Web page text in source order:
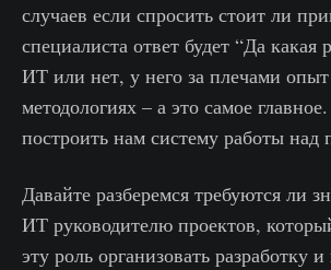
случаев если спросить стоит ли
специалиста ответ будет “Да какая
ИТ или нет, у него за плечами
методологиях – а это самое
построить нам систему работы над
Давайте разберемся требуются ли
ИТ руководителю проектов,
эту роль организовать разработку